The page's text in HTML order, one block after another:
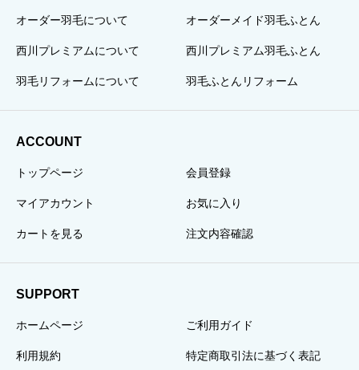
オーダー羽毛について オーダーメイド羽毛ふとん
西川プレミアムについて 西川プレミアム羽毛ふとん
羽毛リフォームについて 羽毛ふとんリフォーム
ACCOUNT
トップページ 会員登録
マイアカウント お気に入り
カートを見る 注文内容確認
SUPPORT
ホームページ ご利用ガイド
利用規約 特定商取引法に基づく表記